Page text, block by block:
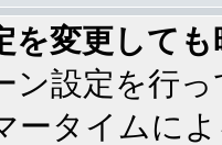
を変更して
ン設定を行
ータイムに